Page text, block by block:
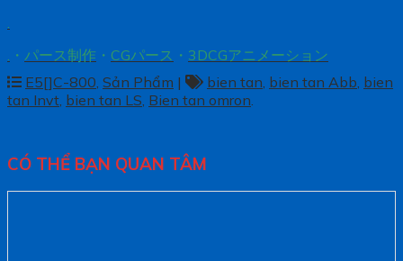
・ パース制作 ・ CGパース ・ 3DCGアニメーション
E5[]C-800 Sản Phẩm | bien tan bien tan Abb bien
tan Invt bien tan LS Bien tan omron
CÓ THỂ BẠN QUAN TÂM